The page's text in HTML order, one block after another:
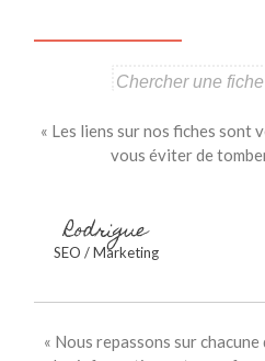
« Les liens sur nos fiches
vous éviter de
Rodrigue
SEO / Marketing
« Nous repassons sur